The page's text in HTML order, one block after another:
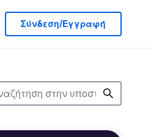
Σύνδεση/Εγγραφή